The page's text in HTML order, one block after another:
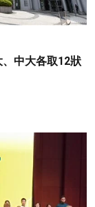
中大各取12狀